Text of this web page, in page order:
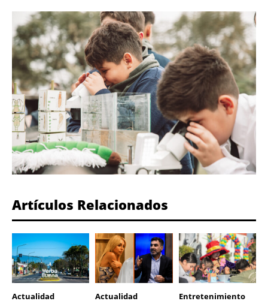
Artículos Relacionados
Actualidad Actualidad Entretenimiento